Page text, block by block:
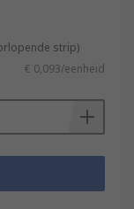
strip)
€ 0,093/eenheid